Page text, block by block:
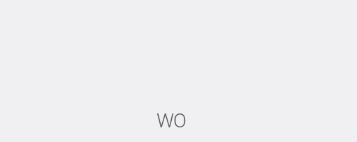
WO